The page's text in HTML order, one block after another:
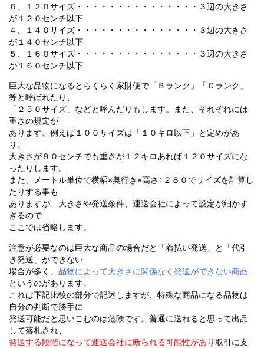
６、１２０サイズ・・・・・・・・・・・・・・・３辺の大きさ
が１２０センチ以下
４、１４０サイズ・・・・・・・・・・・・・・・３辺の大きさ
が１４０センチ以下
５、１６０サイズ・・・・・・・・・・・・・・・３辺の大きさ
が１６０センチ以下
巨大な品物になるとらくらく家財便で「Ｂランク」「Ｃランク」
等と呼ばれたり、
「２５０サイズ」などと呼んだりもします。また、それぞれには
重さの規定が
あります。例えば１００サイズは「１０キロ以下」と定めがあ
り、
大きさが９０センチでも重さが１２キロあれば１２０サイズにな
ったりします。
また、メートル単位で横幅×奥行き×高さ÷２８０でサイズを計算し
たりする事も
ありますが、大きさや発送条件、運送会社によって設定が細かす
ぎるので
ここでは省略します。
注意が必要なのは巨大な商品の場合だと「着払い発送」と「代引
き発送」ができない
場合が多く、 品物によって大きさに関係なく発送ができない商品
というのがあります。
これは下記比較の部分で記述しますが、特殊な商品になる品物は
自分の判断で勝手に
発送可能だと思いこむのは危険です。普通に送れると思って出品
して落札され、
発送する段階になって運送会社に断られる可能性があり取引に支